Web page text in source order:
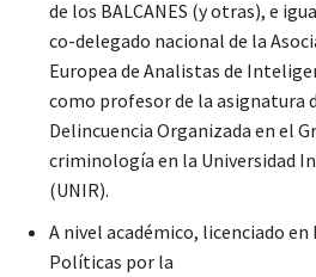
de los BALCANES (y otras), e
co-delegado nacional de la
Europea de Analistas de
como profesor de la asignatura
Delincuencia Organizada en el
criminología en la Universidad
(UNIR).
A nivel académico, licenciado en
Políticas por la